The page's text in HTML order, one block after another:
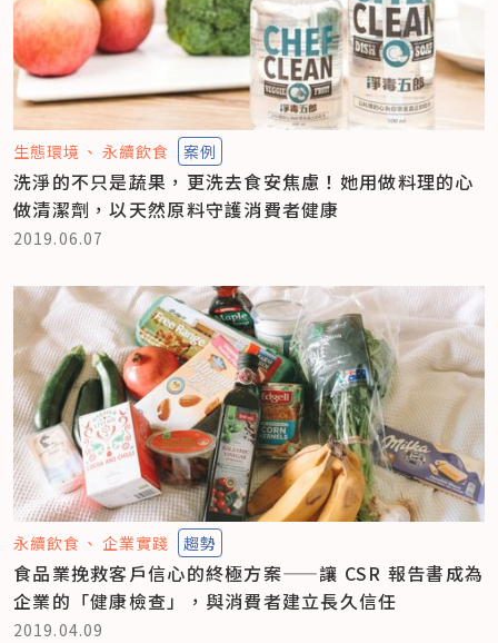
生態環境 永續飲食 案例
洗淨的不只是蔬果，更洗去食安焦慮！她用做料理的心
做清潔劑，以天然原料守護消費者健康
2019.06.07
永續飲食 企業實踐 趨勢
食品業挽救客戶信心的終極方案——讓 CSR 報告書成為
企業的「健康檢查」，與消費者建立長久信任
2019.04.09